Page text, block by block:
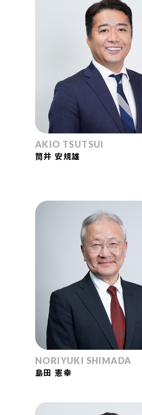
AKIO TSUTSUI
筒井 安規雄
NORIYUKI SHIMADA
島田 憲幸